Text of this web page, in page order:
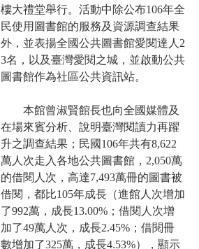
樓大禮堂舉行。活動中除公布106年全
民使用圖書館的服務及資源調查結果
外，並表揚全國公共圖書館愛閱達人2
3名，以及臺灣愛閱之城，並啟動公共
圖書館作為社區公共資訊站。
本館曾淑賢館長也向全國媒體及
在場來賓分析、說明臺灣閱讀力再躍
升之調查結果；民國106年共有8,622
萬人次走入各地公共圖書館，2,050萬
的借閱人次，高達7,493萬冊的圖書被
借閱，都比105年成長（進館人次增加
了992萬，成長13.00%；借閱人次增
加了49萬人次，成長2.45%；借閱冊
數增加了325萬，成長4.53%），顯示